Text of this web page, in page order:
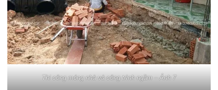
Thi công móng nhà và công trình ngầm – Ảnh 7